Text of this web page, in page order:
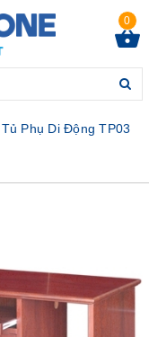
0
Tủ Phụ Di Động TP03